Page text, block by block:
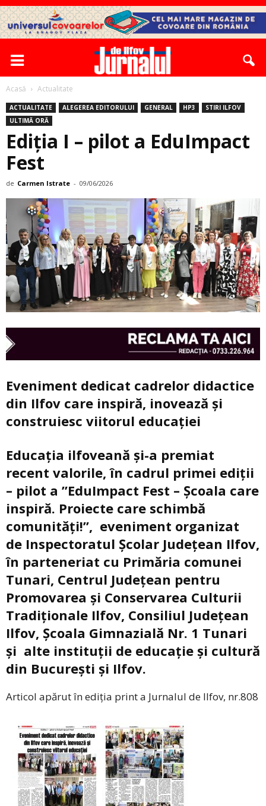
Acasă Actualitate
ACTUALITATE ALEGEREA EDITORULUI GENERAL HP3
STIRI ILFOV
ULTIMĂ ORĂ
Ediția I – pilot a EduImpact
Fest
de Carmen Istrate - 09/06/2026
Eveniment dedicat cadrelor didactice
din Ilfov care inspiră, inovează şi
construiesc viitorul educaţiei
Educația ilfoveană și-a premiat
recent valorile, în cadrul primei ediții
– pilot a ”EduImpact Fest – Școala care
inspiră. Proiecte care schimbă
comunități!”, eveniment organizat
de Inspectoratul Școlar Județean Ilfov,
în parteneriat cu Primăria comunei
Tunari, Centrul Județean pentru
Promovarea și Conservarea Culturii
Tradiționale Ilfov, Consiliul Județean
Ilfov, Școala Gimnazială Nr. 1 Tunari
și alte instituții de educație și cultură
din București și Ilfov.
Articol apărut în ediția print a Jurnalul de Ilfov, nr.808